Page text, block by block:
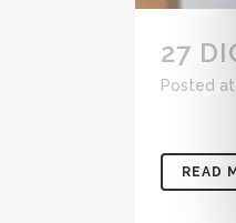
27
Posted at
READ